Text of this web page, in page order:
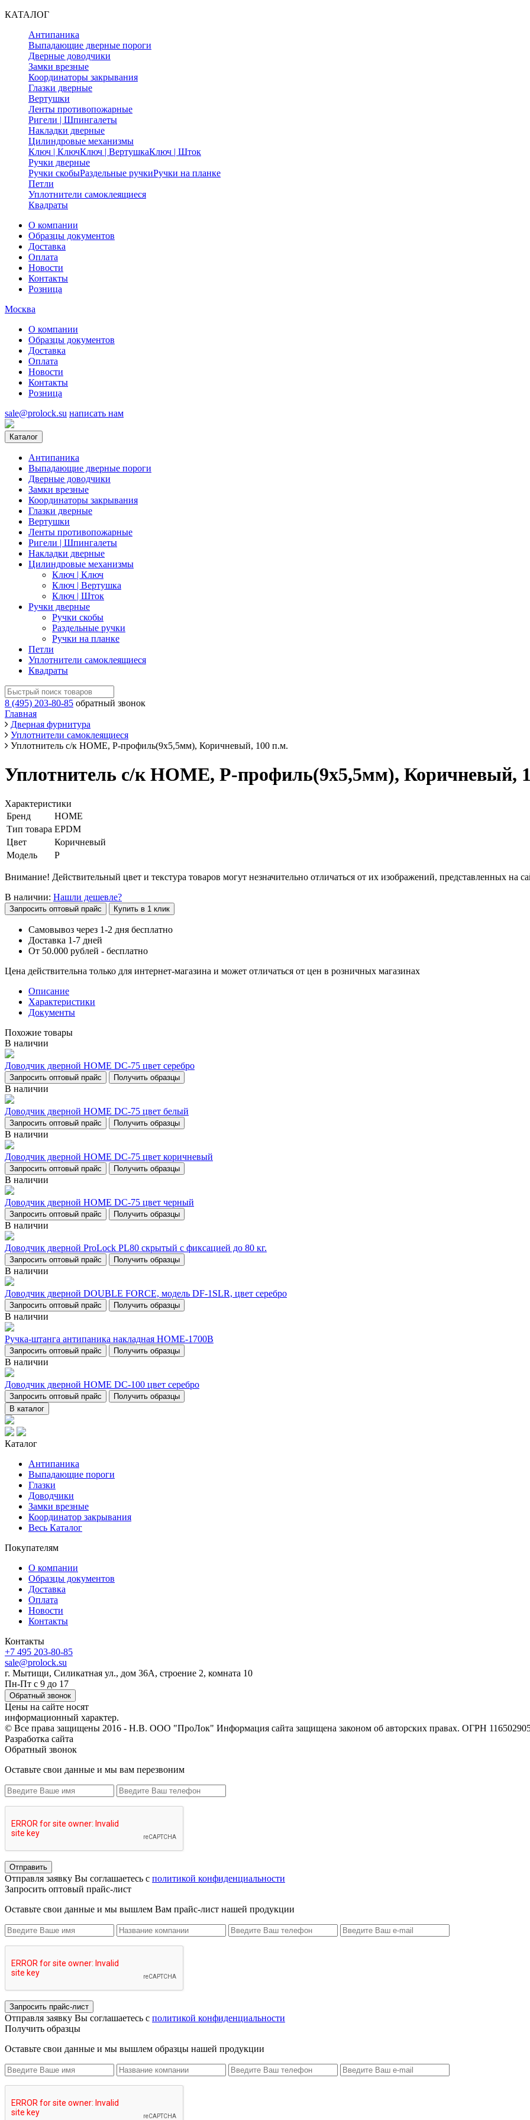
КАТАЛОГ
Антипаника
Выпадающие дверные пороги
Дверные доводчики
Замки врезные
Координаторы закрывания
Глазки дверные
Вертушки
Ленты противопожарные
Ригели | Шпингалеты
Накладки дверные
Цилиндровые механизмы
Ключ | КлючКлюч | ВертушкаКлюч | Шток
Ручки дверные
Ручки скобыРаздельные ручкиРучки на планке
Петли
Уплотнители самоклеящиеся
Квадраты
О компании
Образцы документов
Доставка
Оплата
Новости
Контакты
Розница
Москва
О компании
Образцы документов
Доставка
Оплата
Новости
Контакты
Розница
sale@prolock.su написать нам
Каталог
Антипаника
Выпадающие дверные пороги
Дверные доводчики
Замки врезные
Координаторы закрывания
Глазки дверные
Вертушки
Ленты противопожарные
Ригели | Шпингалеты
Накладки дверные
Цилиндровые механизмы
Ключ | Ключ
Ключ | Вертушка
Ключ | Шток
Ручки дверные
Ручки скобы
Раздельные ручки
Ручки на планке
Петли
Уплотнители самоклеящиеся
Квадраты
8 (495) 203-80-85 обратный звонок
Главная
Дверная фурнитура
Уплотнители самоклеящиеся
Уплотнитель с/к HOME, Р-профиль(9х5,5мм), Коричневый, 100 п.м.
Уплотнитель с/к HOME, Р-профиль(9х5,5мм), Коричневый,
Характеристики
Бренд
HOME
Тип товара EPDM
Цвет
Коричневый
Модель
P
Внимание! Действительный цвет и текстура товаров могут незначительно отличаться от их изображений, представленных на
В наличии: Нашли дешевле?
Запросить оптовый прайс Купить в 1 клик
Самовывоз через 1-2 дня бесплатно
Доставка 1-7 дней
От 50.000 рублей - бесплатно
Цена действительна только для интернет-магазина и может отличаться от цен в розничных магазинах
Описание
Характеристики
Документы
Похожие товары
В наличии
Доводчик дверной НОМЕ DC-75 цвет серебро
Запросить оптовый прайс Получить образцы
В наличии
Доводчик дверной НОМЕ DC-75 цвет белый
Запросить оптовый прайс Получить образцы
В наличии
Доводчик дверной НОМЕ DC-75 цвет коричневый
Запросить оптовый прайс Получить образцы
В наличии
Доводчик дверной НОМЕ DC-75 цвет черный
Запросить оптовый прайс Получить образцы
В наличии
Доводчик дверной ProLock PL80 скрытый с фиксацией до 80 кг.
Запросить оптовый прайс Получить образцы
В наличии
Доводчик дверной DOUBLE FORCE, модель DF-1SLR, цвет серебро
Запросить оптовый прайс Получить образцы
В наличии
Ручка-штанга антипаника накладная НОМЕ-1700В
Запросить оптовый прайс Получить образцы
В наличии
Доводчик дверной НОМЕ DC-100 цвет серебро
Запросить оптовый прайс
Получить образцы
В каталог
Каталог
Антипаника
Выпадающие пороги
Глазки
Доводчики
Замки врезные
Координатор закрывания
Весь Каталог
Покупателям
О компании
Образцы документов
Доставка
Оплата
Новости
Контакты
Контакты
+7 495 203-80-85
sale@prolock.su
г. Мытищи, Силикатная ул., дом 36А, строение 2, комната 10
Пн-Пт с 9 до 17
Обратный звонок
Цены на сайте носят
информационный характер.
© Все права защищены 2016 - Н.В. ООО "ПроЛок" Информация сайта защищена законом об авторских правах. ОГРН
Разработка сайта
Обратный звонок
Оставьте свои данные и мы вам перезвоним
Отправить
Отправля заявку Вы соглашаетесь с политикой конфиденциальности
Запросить оптовый прайс-лист
Оставьте свои данные и мы вышлем Вам прайс-лист нашей продукции
Запросить прайс-лист
Отправля заявку Вы соглашаетесь с политикой конфиденциальности
Получить образцы
Оставьте свои данные и мы вышлем образцы нашей продукции